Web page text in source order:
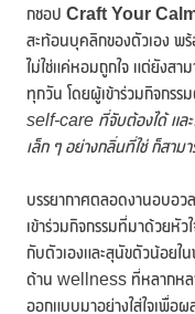
กชอป Craft Your
สะท้อนบุคลิกของตัวเอง พ
ไม่ใช่แค่หอมถูกใจ แต่ยังสา
ทุกวัน โดยผู้เข้าร่วมกิจกรร
self-care ที่จับต้องได้ และใ
เล็ก ๆ อย่างกลิ่นที่ใช่ ก็สาม
บรรยากาศตลอดงานอบอว
เข้าร่วมกิจกรรมที่มาด้วยหัว
กับตัวเองและสุนัขตัวน้อย
ด้าน wellness ที่หลากหล
ออกแบบมาอย่างใส่ใจเพื่อ